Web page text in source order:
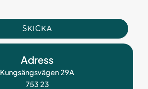
SKICKA
Adress
Kungsängsvägen 29A
753 23